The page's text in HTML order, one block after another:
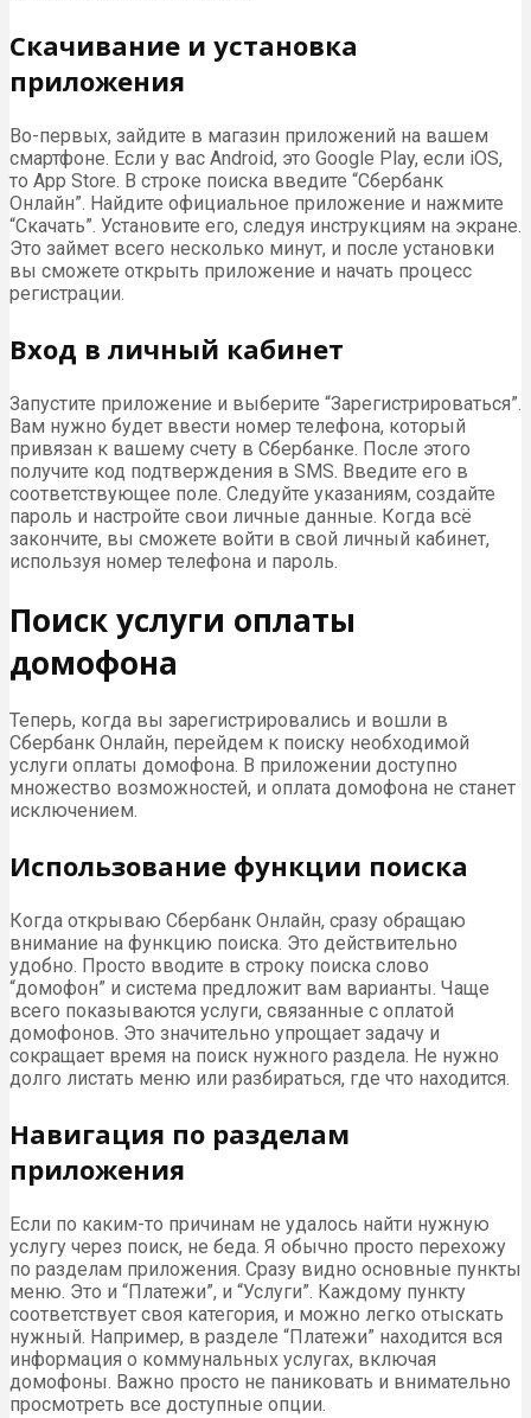
Скачивание и установка
приложения
Во-первых, зайдите в магазин приложений на вашем
смартфоне. Если у вас Android, это Google Play, если iOS,
то App Store. В строке поиска введите “Сбербанк
Онлайн”. Найдите официальное приложение и нажмите
“Скачать”. Установите его, следуя инструкциям на экране.
Это займет всего несколько минут, и после установки
вы сможете открыть приложение и начать процесс
регистрации.
Вход в личный кабинет
Запустите приложение и выберите “Зарегистрироваться”.
Вам нужно будет ввести номер телефона, который
привязан к вашему счету в Сбербанке. После этого
получите код подтверждения в SMS. Введите его в
соответствующее поле. Следуйте указаниям, создайте
пароль и настройте свои личные данные. Когда всё
закончите, вы сможете войти в свой личный кабинет,
используя номер телефона и пароль.
Поиск услуги оплаты
домофона
Теперь, когда вы зарегистрировались и вошли в
Сбербанк Онлайн, перейдем к поиску необходимой
услуги оплаты домофона. В приложении доступно
множество возможностей, и оплата домофона не станет
исключением.
Использование функции поиска
Когда открываю Сбербанк Онлайн, сразу обращаю
внимание на функцию поиска. Это действительно
удобно. Просто вводите в строку поиска слово
“домофон” и система предложит вам варианты. Чаще
всего показываются услуги, связанные с оплатой
домофонов. Это значительно упрощает задачу и
сокращает время на поиск нужного раздела. Не нужно
долго листать меню или разбираться, где что находится.
Навигация по разделам
приложения
Если по каким-то причинам не удалось найти нужную
услугу через поиск, не беда. Я обычно просто перехожу
по разделам приложения. Сразу видно основные пункты
меню. Это и “Платежи”, и “Услуги”. Каждому пункту
соответствует своя категория, и можно легко отыскать
нужный. Например, в разделе “Платежи” находится вся
информация о коммунальных услугах, включая
домофоны. Важно просто не паниковать и внимательно
просмотреть все доступные опции.